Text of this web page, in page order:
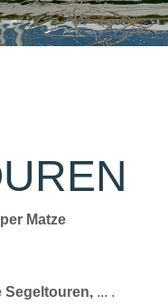
Matze
Segeltouren, ... .